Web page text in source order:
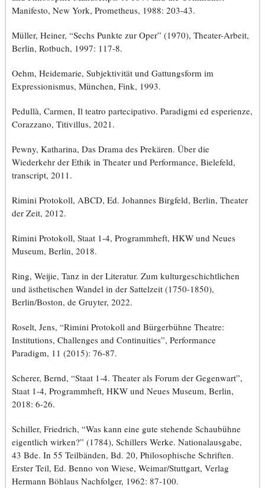
Manifesto, New York, Prometheus, 1988: 203-43.
Müller, Heiner, “Sechs Punkte zur Oper” (1970), Theater-Arbeit,
Berlin, Rotbuch, 1997: 117-8.
Oehm, Heidemarie, Subjektivität und Gattungsform im
Expressionismus, München, Fink, 1993.
Pedullà, Carmen, Il teatro partecipativo. Paradigmi ed esperienze,
Corazzano, Titivillus, 2021.
Pewny, Katharina, Das Drama des Prekären. Über die
Wiederkehr der Ethik in Theater und Performance, Bielefeld,
transcript, 2011.
Rimini Protokoll, ABCD, Ed. Johannes Birgfeld, Berlin, Theater
der Zeit, 2012.
Rimini Protokoll, Staat 1-4, Programmheft, HKW und Neues
Museum, Berlin, 2018.
Ring, Weijie, Tanz in der Literatur. Zum kulturgeschichtlichen
und ästhetischen Wandel in der Sattelzeit (1750-1850),
Berlin/Boston, de Gruyter, 2022.
Roselt, Jens, “Rimini Protokoll and Bürgerbühne Theatre:
Institutions, Challenges and Continuities”, Performance
Paradigm, 11 (2015): 76-87.
Scherer, Bernd, “Staat 1-4. Theater als Forum der Gegenwart”,
Staat 1-4, Programmheft, HKW und Neues Museum, Berlin,
2018: 6-26.
Schiller, Friedrich, “Was kann eine gute stehende Schaubühne
eigentlich wirken?” (1784), Schillers Werke. Nationalausgabe,
43 Bde. In 55 Teilbänden, Bd. 20, Philosophische Schriften.
Erster Teil, Ed. Benno von Wiese, Weimar/Stuttgart, Verlag
Hermann Böhlaus Nachfolger, 1962: 87-100.